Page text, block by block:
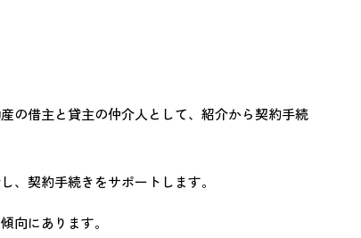
の借主と貸主の仲介人として、紹介から契約手続
、契約手続きをサポートします。
向にあります。